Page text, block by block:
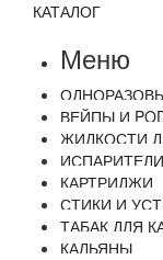
КАТАЛОГ
Меню
ВЕЙПЫ И
ЖИДКОСТИ
КАРТРИДЖИ
СТИКИ И
ТАБАК ДЛЯ
КАЛЬЯНЫ